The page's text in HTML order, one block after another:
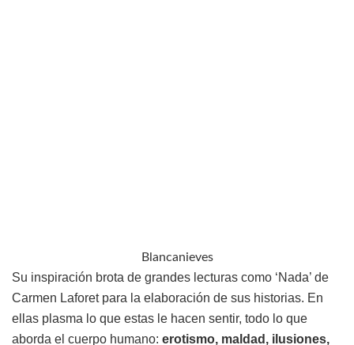
Blancanieves
Su inspiración brota de grandes lecturas como ‘Nada’ de
Carmen Laforet para la elaboración de sus historias. En
ellas plasma lo que estas le hacen sentir, todo lo que
aborda el cuerpo humano: erotismo, maldad, ilusiones,